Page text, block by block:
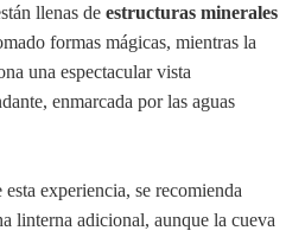
llenas de estructuras minerales
formas mágicas, mientras la
una espectacular vista
enmarcada por las aguas
experiencia, se recomienda
linterna adicional, aunque la cueva